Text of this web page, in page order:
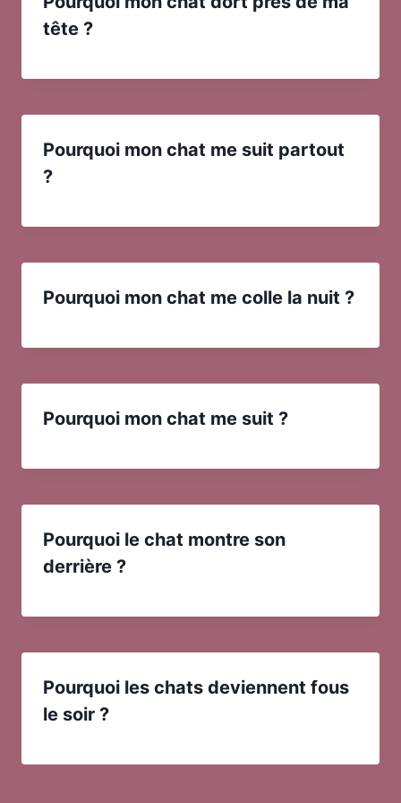
tête ?
Pourquoi mon chat me suit partout
?
Pourquoi mon chat me colle la nuit ?
Pourquoi mon chat me suit ?
Pourquoi le chat montre son
derrière ?
Pourquoi les chats deviennent fous
le soir ?